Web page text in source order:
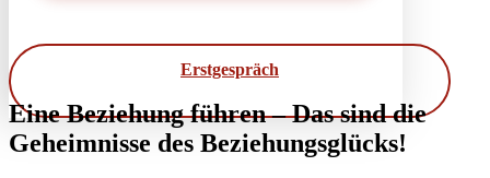
Erstgespräch
Eine Beziehung führen – Das sind die
Geheimnisse des Beziehungsglücks!